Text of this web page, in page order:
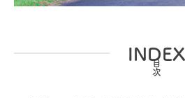
INDEX